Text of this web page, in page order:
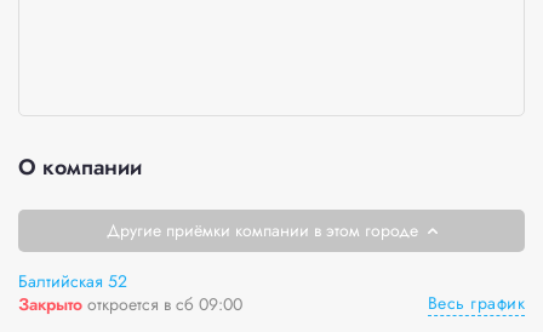
О компании
Другие приёмки компании в этом городе
Балтийская 52
Закрыто откроется в сб 09:00 Весь график